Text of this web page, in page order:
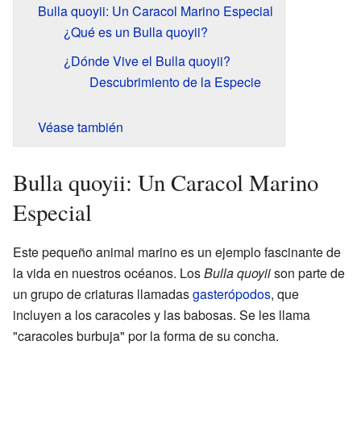
Bulla quoyii: Un Caracol Marino Especial
¿Qué es un Bulla quoyii?
¿Dónde Vive el Bulla quoyii?
Descubrimiento de la Especie
Véase también
Bulla quoyii: Un Caracol Marino
Especial
Este pequeño animal marino es un ejemplo fascinante de
la vida en nuestros océanos. LosBulla quoyiison parte de
un grupo de criaturas llamadasgasterópodos, que
incluyen a los caracoles y las babosas. Se les llama
"caracoles burbuja" por la forma de su concha.